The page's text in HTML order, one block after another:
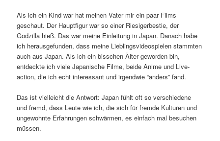
Als ich ein Kind war hat meinen Vater mir ein paar Films
geschaut. Der Hauptfigur war so einer Riesigerbestie, der
Godzilla hieß. Das war meine Einleitung in Japan. Danach habe
ich herausgefunden, dass meine Lieblingsvideospielen stammten
auch aus Japan. Als ich ein bisschen Älter geworden bin,
entdeckte ich viele Japanische Filme, beide Anime und Live-
action, die ich echt interessant und irgendwie “anders” fand.
Das ist vielleicht die Antwort: Japan fühlt oft so verschiedene
und fremd, dass Leute wie ich, die sich für fremde Kulturen und
ungewohnte Erfahrungen schwärmen, es einfach mal besuchen
müssen.